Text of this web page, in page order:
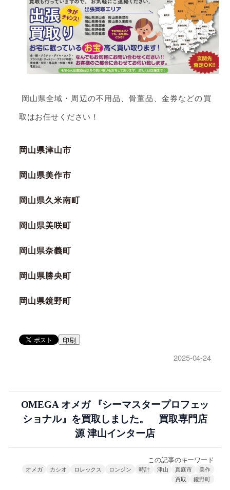
岡山県全域・周辺の不用品、骨董品、金券などの買
取はお任せください！
岡山県津山市
岡山県美作市
岡山県久米南町
岡山県美咲町
岡山県奈義町
岡山県勝央町
岡山県鏡野町
印刷
2025-04-24
OMEGA オメガ 『シーマスタープロフェッ
ショナル』を買取しました。 買取専門店
源 津山インター店
この記事のキーワード
オメガ カシオ ロレックス ロンジン 時計 津山 真庭市
美作
買取
鏡野町